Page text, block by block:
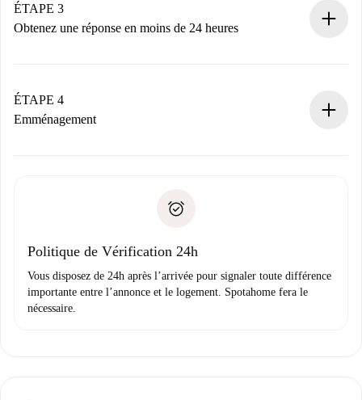
Nous ne vous facturerons rien tant que le propriétaire
n’aura pas accepté.
ÉTAPE 3
Obtenez une réponse en moins de 24 heures
contact avec le propriétaire.
Si refusé : aucun prélèvement et nous vous proposerons
Justificatif de solvabilité
ÉTAPE 4
Emménagement
uniquement si aucun problème n'est signalé.
Politique de Vérification 24h
Vous disposez de 24h après l’arrivée pour signaler toute différence
importante entre l’annonce et le logement. Spotahome fera le
nécessaire.